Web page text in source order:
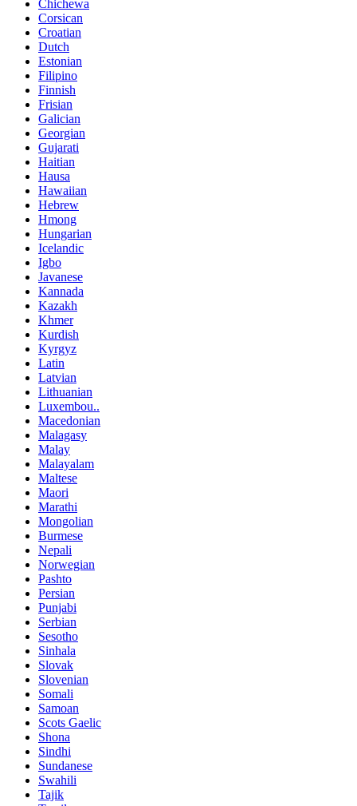
Chichewa
Corsican
Croatian
Dutch
Estonian
Filipino
Finnish
Frisian
Galician
Georgian
Gujarati
Haitian
Hausa
Hawaiian
Hebrew
Hmong
Hungarian
Icelandic
Igbo
Javanese
Kannada
Kazakh
Khmer
Kurdish
Kyrgyz
Latin
Latvian
Lithuanian
Luxembou..
Macedonian
Malagasy
Malay
Malayalam
Maltese
Maori
Marathi
Mongolian
Burmese
Nepali
Norwegian
Pashto
Persian
Punjabi
Serbian
Sesotho
Sinhala
Slovak
Slovenian
Somali
Samoan
Scots Gaelic
Shona
Sindhi
Sundanese
Swahili
Tajik